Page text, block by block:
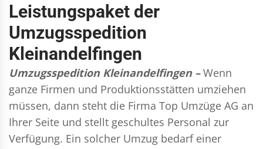
Leistungspaket der
Umzugsspedition
Kleinandelfingen
Umzugsspedition Kleinandelfingen – Wenn
ganze Firmen und Produktionsstätten umziehen
müssen, dann steht die Firma Top Umzüge AG an
Ihrer Seite und stellt geschultes Personal zur
Verfügung. Ein solcher Umzug bedarf einer